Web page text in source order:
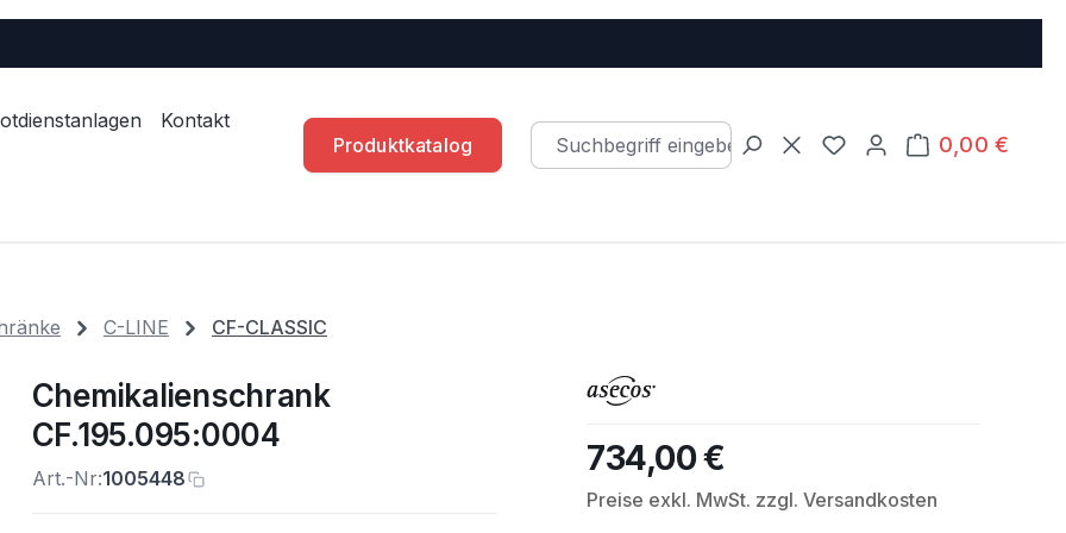
Kontakt
Produktkatalog
Du hast 0 Produkte auf
0,00 €
Warenkorb
C-LINE
CF-CLASSIC
Chemikalienschrank
CF.195.095:0004
Art.-Nr:1005448
Regulärer Preis:
734,00 €
Preise exkl. MwSt. zzgl. Versandkosten